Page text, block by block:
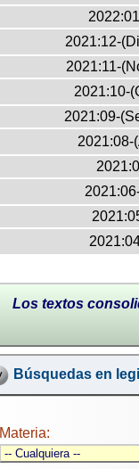
2021:12-
2021:11-
2021:10-
2021:09-
2021:08-
Los textos
Búsquedas en
Materia: